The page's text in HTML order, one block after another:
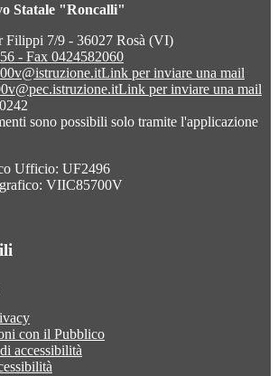
Statale "Roncalli"
Filippi 7/9 - 36027 Rosà (VI)
- Fax 0424582060
Link per inviare una mail
Link per inviare una mail
sono possibili solo tramite l'applicazione
Ufficio: UF2496
VIIC85700V
con il Pubblico
accessibilità